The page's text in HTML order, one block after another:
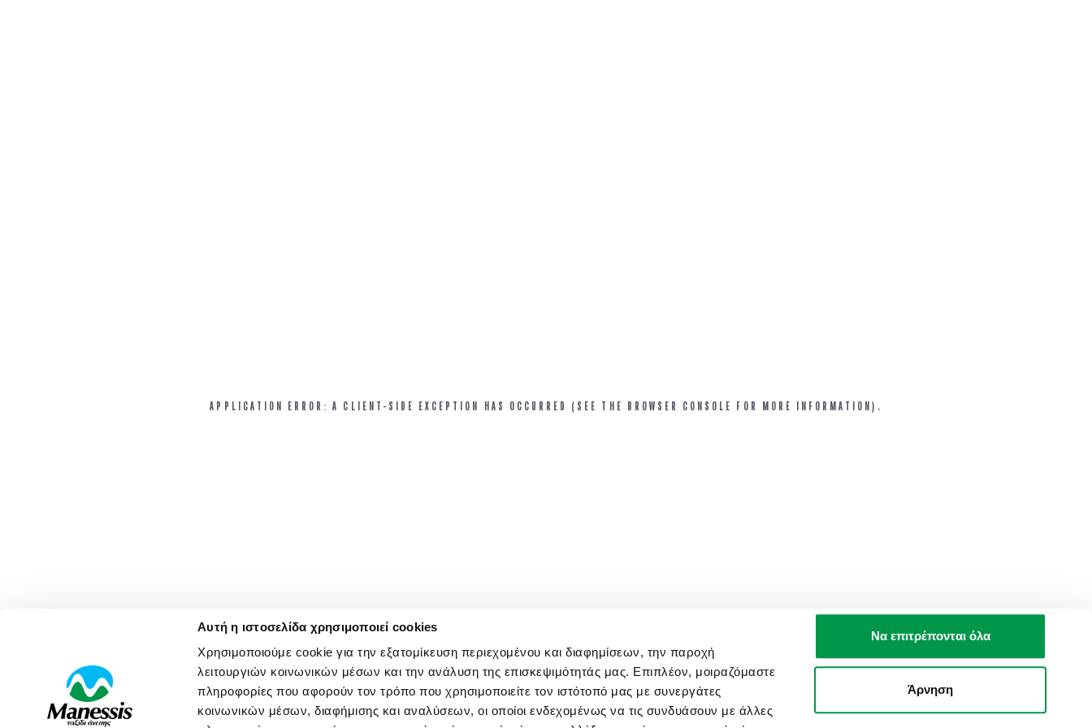
Αυτή η ιστοσελίδα χρησιμοποιεί cookies
Χρησιμοποιούμε cookie για την εξατομίκευση περιεχομένου και διαφημίσεων, την παροχή
λειτουργιών κοινωνικών μέσων και την ανάλυση της επισκεψιμότητάς μας. Επιπλέον, μοιραζόμαστε
πληροφορίες που αφορούν τον τρόπο που χρησιμοποιείτε τον ιστότοπό μας με συνεργάτες
κοινωνικών μέσων, διαφήμισης και αναλύσεων, οι οποίοι ενδεχομένως να τις συνδυάσουν με άλλες
Να επιτρέπονται όλα
Άρνηση
APPLICATION ERROR: A CLIENT-SIDE EXCEPTION HAS OCCURRED (SEE THE BROWSER CONSOLE FOR MORE INFORMATION).